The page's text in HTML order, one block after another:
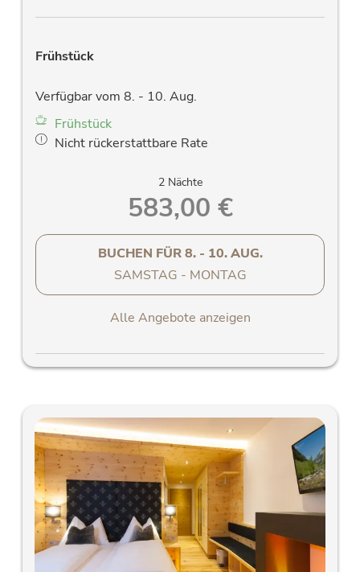
Frühstück
Verfügbar vom 8. - 10. Aug.
Frühstück
Nicht rückerstattbare Rate
2 Nächte
583,00 €
BUCHEN FÜR8. - 10. AUG.
SAMSTAG - MONTAG
Alle Angebote anzeigen